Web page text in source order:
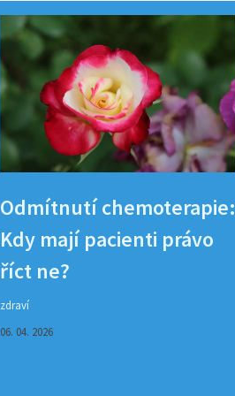
Odmítnutí chemoterapie:
Kdy mají pacienti právo
říct ne?
zdraví
06. 04. 2026